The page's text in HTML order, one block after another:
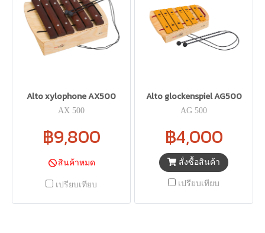
Alto xylophone AX500
AX 500
฿9,800
สินค้าหมด
เปรียบเทียบ
Alto glockenspiel AG500
AG 500
฿4,000
สั่งซื้อสินค้า
เปรียบเทียบ